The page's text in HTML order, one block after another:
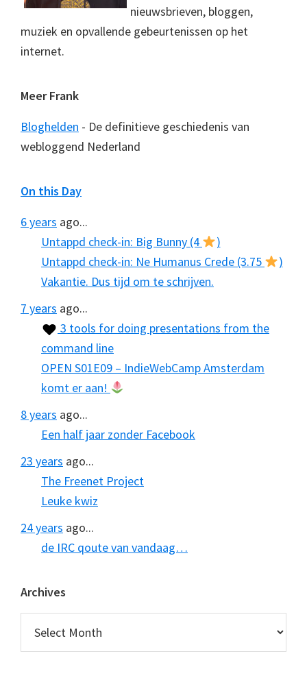
nieuwsbrieven, bloggen,
muziek en opvallende gebeurtenissen op het
internet.
Meer Frank
Bloghelden - De definitieve geschiedenis van
webloggend Nederland
On this Day
6 years ago...
Untappd check-in: Big Bunny (4
)
Untappd check-in: Ne Humanus Crede (3.75
)
Vakantie. Dus tijd om te schrijven.
7 years ago...
3 tools for doing presentations from the
command line
OPEN S01E09 – IndieWebCamp Amsterdam
komt er aan!
8 years ago...
Een half jaar zonder Facebook
23 years ago...
The Freenet Project
Leuke kwiz
24 years ago...
de IRC qoute van vandaag…
Archives